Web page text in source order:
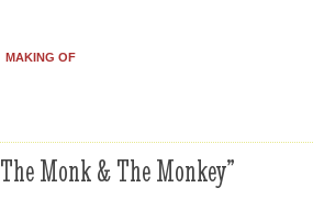
MAKING OF
The Monk & The Monkey”